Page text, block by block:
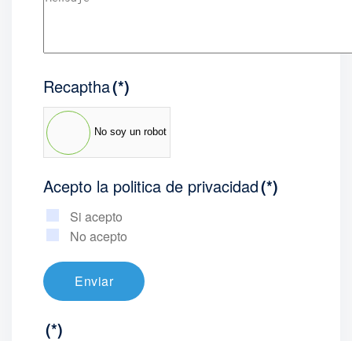
Recaptha(*)
No soy un robot
Acepto la politica de privacidad(*)
Si acepto
No acepto
Enviar
(*)